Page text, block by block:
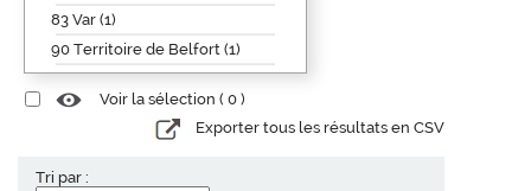
83 Var (1)
90 Territoire de Belfort (1)
Voir la sélection ( 0 )
Exporter tous les résultats en CSV
Tri par :